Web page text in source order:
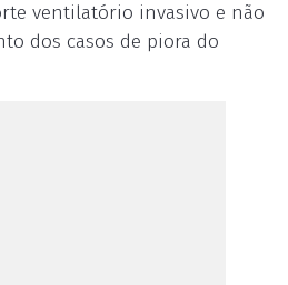
ventilatório invasivo e não
dos casos de piora do